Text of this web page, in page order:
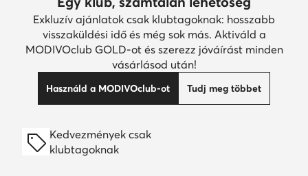
Exkluzív ajánlatok csak klubtagoknak: hosszabb
visszaküldési idő és még sok más. Aktiváld a
MODIVOclub GOLD-ot és szerezz jóváírást minden
vásárlásod után!
Használd a MODIVOclub-ot Tudj meg többet
Kedvezmények csak
klubtagoknak